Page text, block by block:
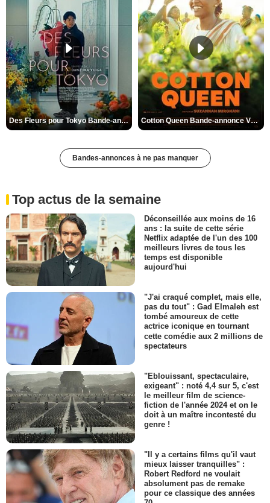
Des Fleurs pour Tokyo Bande-annonce VO STFR Cotton Queen Bande-annonce VO STFR
Bandes-annonces à ne pas manquer
Top actus de la semaine
Déconseillée aux moins de 16
ans : la suite de cette série
Netflix adaptée de l'un des 100
meilleurs livres de tous les
temps est disponible
aujourd'hui
"J'ai craqué complet, mais elle,
pas du tout" : Gad Elmaleh est
tombé amoureux de cette
actrice iconique en tournant
cette comédie aux 2 millions de
spectateurs
"Eblouissant, spectaculaire,
exigeant" : noté 4,4 sur 5, c'est
le meilleur film de science-
fiction de l'année 2024 et on le
doit à un maître incontesté du
genre !
"Il y a certains films qu'il vaut
mieux laisser tranquilles" :
Robert Redford ne voulait
absolument pas de remake
pour ce classique des années